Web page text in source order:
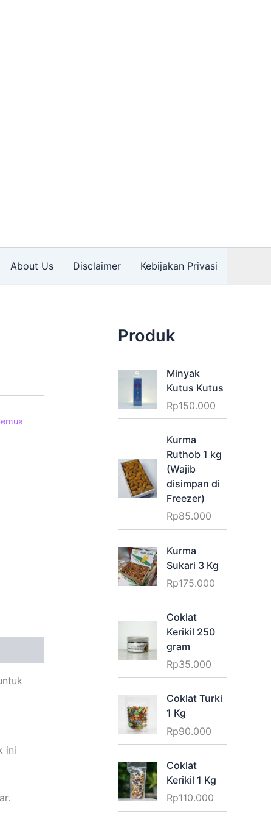
About Us Disclaimer Kebijakan Privasi
ini
Produk
Minyak
Kutus Kutus
Rp150.000
Kurma
Ruthob 1 kg
(Wajib
disimpan di
Freezer)
Rp85.000
Kurma
Sukari 3 Kg
Rp175.000
Coklat
Kerikil 250
gram
Rp35.000
Coklat Turki
1 Kg
Rp90.000
Coklat
Kerikil 1 Kg
Rp110.000